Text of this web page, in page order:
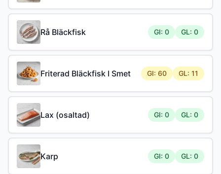
Rå Bläckfisk GI: 0 GL: 0
Friterad Bläckfisk I Smet GI: 60 GL: 11
Lax (osaltad) GI: 0 GL: 0
Karp GI: 0 GL: 0